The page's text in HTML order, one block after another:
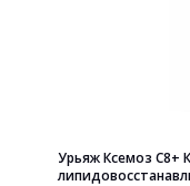
Урьяж Ксемоз С8+